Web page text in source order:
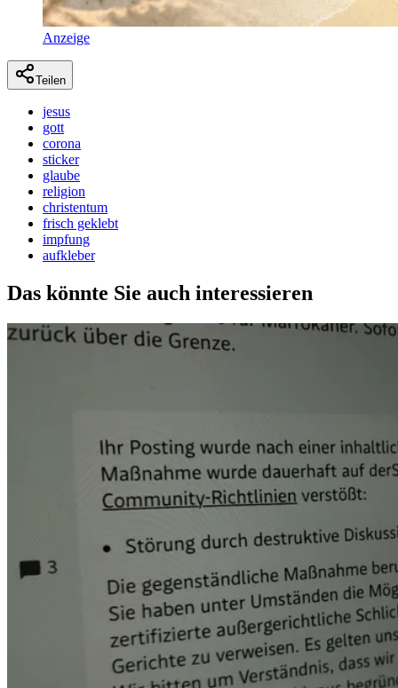
Anzeige
Teilen
jesus
gott
corona
sticker
glaube
religion
christentum
frisch geklebt
impfung
aufkleber
Das könnte Sie auch interessieren